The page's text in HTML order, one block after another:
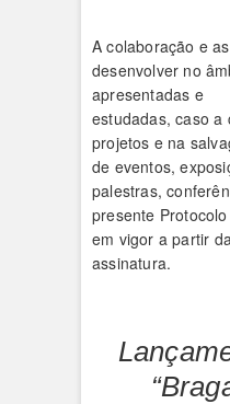
A colaboração e
desenvolver no
apresentadas e
estudadas, caso a
projetos e na
de eventos,
palestras,
presente
em vigor a partir
assinatura.